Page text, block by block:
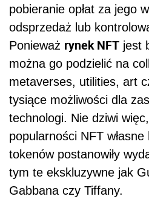
pobieranie opłat za jego
odsprzedaż lub
Ponieważ rynek NFT jest
można go podzielić na
metaverses, utilities, art
tysiące możliwości dla
technologi. Nie dziwi
popularności NFT
tokenów postanowiły
tym te ekskluzywne jak
Gabbana czy Tiffany.